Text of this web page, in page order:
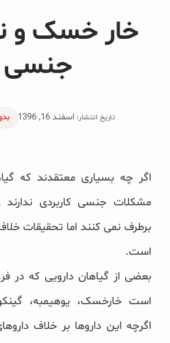
محصولات ارگانیک
محصولات جو دوسر
شیرین کننده های طبیعی
کینوا
ترشی و شور
زیتون و روغن زیتون
رایس کیک
غلات و دانه‌های سالم
خار خسک و
جنسی
تاریخ انتشار: اسفند 16, 1396
اگر چه بسیاری معتقدند که
مشکلات جنسی کاربردی
برطرف نمی کنند اما تحقیقات
است.
بعضی از گیاهان دارویی که در
است خارخسک، یوهیمبه،
اگرچه این داروها بر خلاف